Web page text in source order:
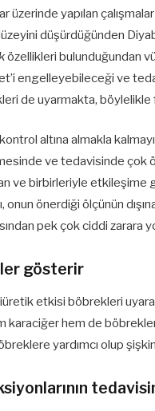
üzerinde yapılan
düşürdüğünden
özellikleri bulunduğundan
engelleyebileceği ve
de uyarmakta, böylelikle
altına almakla
ve tedavisinde çok
ve birbirleriyle
onun önerdiği ölçünün
pek çok ciddi zarara
gösterir
etkisi böbrekleri
karaciğer hem de
yardımcı olup